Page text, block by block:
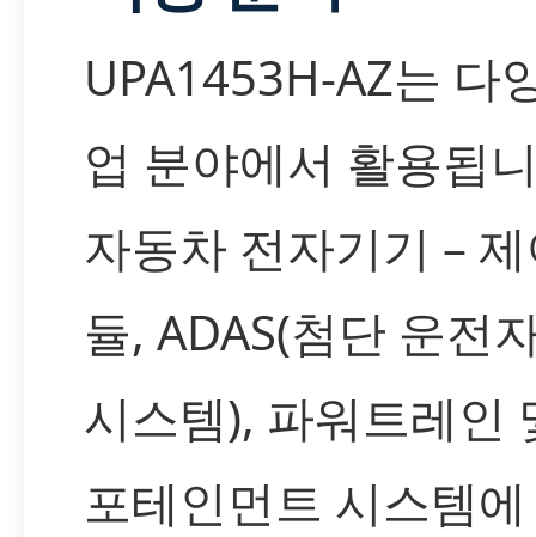
UPA1453H-AZ는 다
업 분야에서 활용됩
자동차 전자기기 –
듈, ADAS(첨단 운전
시스템), 파워트레인
포테인먼트 시스템